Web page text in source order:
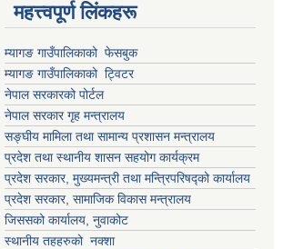
महत्त्वपूर्ण लिंकहरू
म्यागङ गाउँपालिकाको फेसबुक
म्यागङ गाउँपालिकाको ट्विटर
नेपाल सरकारको पोर्टल
नेपाल सरकार गृह मन्त्रालय
सङ्घीय मामिला तथा सामान्य प्रशासन मन्त्रालय
प्रदेश तथा स्थानीय शासन सहयोग कार्यक्रम
प्रदेश सरकार, मुख्यमन्त्री तथा मन्त्रिपरिषद्को कार्यालय
प्रदेश सरकार, सामाजिक विकास मन्त्रालय
जिससको कार्यालय, नुवाकोट
स्थानीय तहहरुको नक्शा